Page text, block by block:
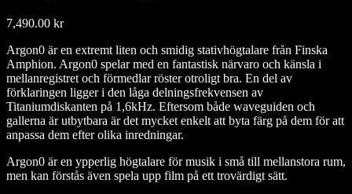
7,490.00 kr
Argon0 är en extremt liten och smidig stativhögtalare från Finska
Amphion. Argon0 spelar med en fantastisk närvaro och känsla i
mellanregistret och förmedlar röster otroligt bra. En del av
förklaringen ligger i den låga delningsfrekvensen av
Titaniumdiskanten på 1,6kHz. Eftersom både waveguiden och
gallerna är utbytbara är det mycket enkelt att byta färg på dem för att
anpassa dem efter olika inredningar.
Argon0 är en ypperlig högtalare för musik i små till mellanstora rum,
men kan förstås även spela upp film på ett trovärdigt sätt.